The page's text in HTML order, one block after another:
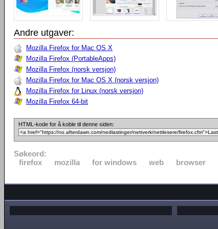
Andre utgaver:
Mozilla Firefox for Mac OS X
Mozilla Firefox (PortableApps)
Mozilla Firefox (norsk versjon)
Mozilla Firefox for Mac OS X (norsk versjon)
Mozilla Firefox for Linux (norsk versjon)
Mozilla Firefox 64-bit
HTML-kode for å koble til denne siden:
Søkeord:
firefox
mozilla for windows web browser